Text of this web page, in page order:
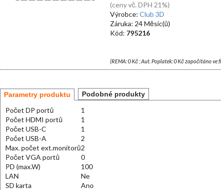
(ceny vč. DPH 21%)
Výrobce: Club 3D
Záruka: 24 Měsíc(ů)
Kód: 795216
(REMA: 0 Kč ; Aut. Poplatek: 0 Kč započítáno
Parametry produktu Podobné produkty
Počet DP portů
1
Počet HDMI portů
1
Počet USB-C
1
Počet USB-A
2
Max. počet ext.monitorů2
Počet VGA portů
0
PD (max.W)
100
LAN
Ne
SD karta
Ano